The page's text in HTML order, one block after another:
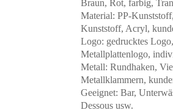
Braun, Rot, farbig,
Material: PP-
Kunststoff, Acryl,
Logo: gedrucktes
Metallplattenlogo,
Metall: Rundhaken,
Metallklammern,
Geeignet: Bar,
Dessous usw.